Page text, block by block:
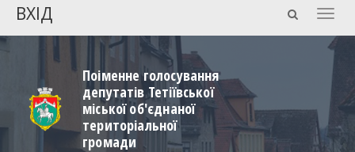
ВХІД
Поіменне голосування
депутатів Тетіївської
міської об'єднаної
територіальної
громади